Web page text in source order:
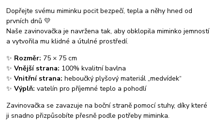
Dopřejte svému miminku pocit bezpečí, tepla a něhy hned od
prvních dnů 💛
Naše zavinovačka je navržena tak, aby obklopila miminko jemností
a vytvořila mu klidné a útulné prostředí.
✨ Rozměr: 75 × 75 cm
✨Vnější strana: 100% kvalitní bavlna
✨Vnitřní strana: heboučký plyšový materiál „medvídek“
✨Výplň: vatelín pro příjemné teplo a pohodlí
Zavinovačka se zavazuje na boční straně pomocí stuhy, díky které
ji snadno přizpůsobíte přesně podle potřeby miminka.